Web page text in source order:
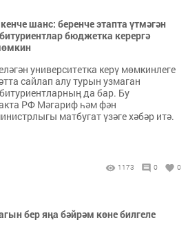
шанс: беренче этапта үтмәгән
бюджетка керергә
университетка керү мөмкинлеге
сайлап алу турын узмаган
да бар. Бу
РФ Мәгариф һәм фән
матбугат үзәге хәбәр итә.
1173 0 0
бер яңа бәйрәм көне билгеле